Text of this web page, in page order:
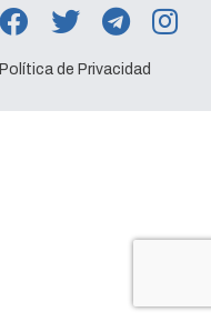
Política de Privacidad